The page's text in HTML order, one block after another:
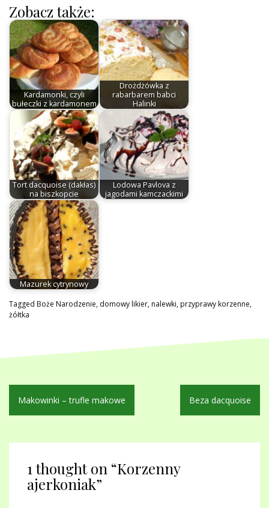
Zobacz także:
Kardamonki, czyli
bułeczki z kardamonem
Drożdżówka z
rabarbarem babci
Halinki
Tort dacquoise (dakłas)
na biszkopcie
Lodowa Pavlova z
jagodami kamczackimi
Mazurek cytrynowy
Tagged Boże Narodzenie, domowy likier,nalewki,przyprawy korzenne,
żółtka
Nawigacja
wpisu
Makowinki – trufle makowe Beza dacquoise
1 thought on “Korzenny
ajerkoniak”